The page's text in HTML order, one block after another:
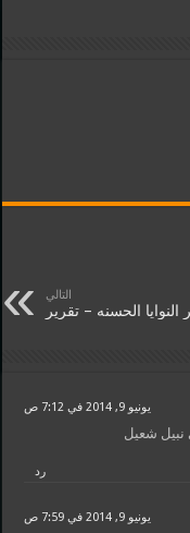
التالي
النوايا الحسنه – تقرير
يونيو 9, 2014 في 7:12 ص
نبيل شعيل
رد
يونيو 9, 2014 في 7:59 ص